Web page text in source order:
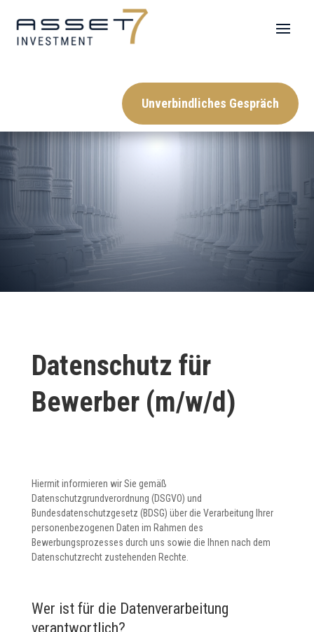
Unverbindliches Gespräch
Datenschutz-
Hinweise
Datenschutz für
Bewerber (m/w/d)
Hiermit informieren wir Sie gemäß
Datenschutzgrundverordnung (DSGVO) und
Bundesdatenschutzgesetz (BDSG) über die Verarbeitung Ihrer
personenbezogenen Daten im Rahmen des
Bewerbungsprozesses durch uns sowie die Ihnen nach dem
Datenschutzrecht zustehenden Rechte.
Wer ist für die Datenverarbeitung
verantwortlich?